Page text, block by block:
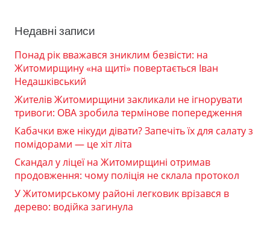
Недавні записи
Понад рік вважався зниклим безвісти: на
Житомирщину «на щиті» повертається Іван
Недашківський
Жителів Житомирщини закликали не ігнорувати
тривоги: ОВА зробила термінове попередження
Кабачки вже нікуди дівати? Запечіть їх для салату з
помідорами — це хіт літа
Скандал у ліцеї на Житомирщині отримав
продовження: чому поліція не склала протокол
У Житомирському районі легковик врізався в
дерево: водійка загинула